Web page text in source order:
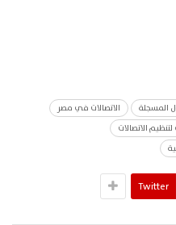
المسجلة
الاتصالات في مصر
الاتصالات
Twitter